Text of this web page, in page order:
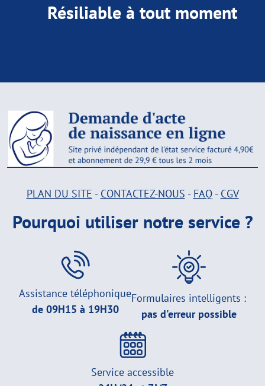
Résiliable à tout moment
PLAN DU SITE - CONTACTEZ-NOUS - FAQ- CGV
Pourquoi utiliser notre service ?
Assistance téléphonique
de 09H15 à 19H30
Formulaires intelligents :
pas d'erreur possible
Service accessible